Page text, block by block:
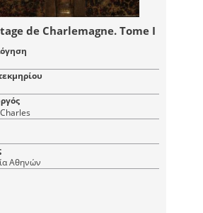
de Charlemagne. Tome I
Αθηνών